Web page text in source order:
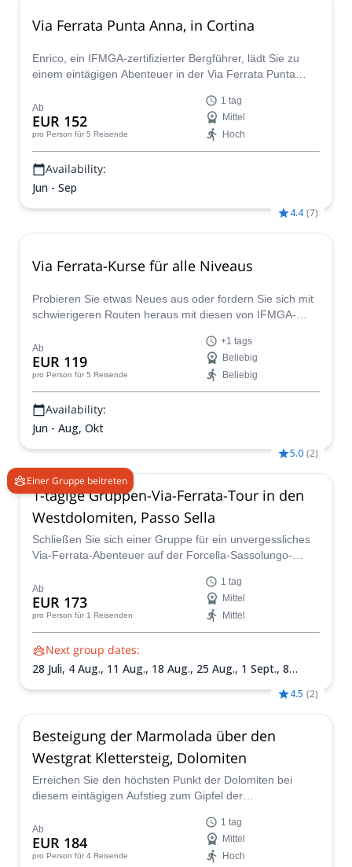
Via Ferrata Punta Anna, in Cortina
Enrico, ein IFMGA-zertifizierter Bergführer, lädt Sie zu
einem eintägigen Abenteuer in der Via Ferrata Punta
Ab
EUR 152
pro Person für 5 Reisende
1 tag
Mittel
Hoch
Availability:
Jun - Sep
4.4 (7)
Via Ferrata-Kurse für alle Niveaus
Probieren Sie etwas Neues aus oder fordern Sie sich mit
schwierigeren Routen heraus mit diesen von IFMGA-
Ab
EUR 119
pro Person für 5 Reisende
+1 tags
Beliebig
Beliebig
Availability:
Jun - Aug, Okt
Einer Gruppe beitreten
5.0 (2)
1-tägige Gruppen-Via-Ferrata-Tour in den
Westdolomiten, Passo Sella
Schließen Sie sich einer Gruppe für ein unvergessliches
Via-Ferrata-Abenteuer auf der Forcella-Sassolungo-
diese mittelschwere Route bietet atemberaubende
Landschaften, eine malerische Hütte und die Möglichkeit,
mit dem Lift oder zu Fuß abzusteigen.
Ab
EUR 173
pro Person für 1 Reisenden
1 tag
Mittel
Mittel
Next group dates:
28 Juli, 4 Aug., 11 Aug., 18 Aug., 25 Aug., 1 Sept., 8
4.5 (2)
Besteigung der Marmolada über den
Westgrat Klettersteig, Dolomiten
Erreichen Sie den höchsten Punkt der Dolomiten bei
diesem eintägigen Aufstieg zum Gipfel der
Westgrat-Klettersteig.
Ab
EUR 184
pro Person für 4 Reisende
1 tag
Mittel
Hoch